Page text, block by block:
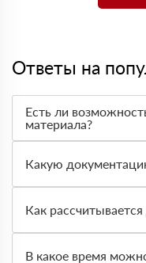
Ответы на
Есть ли
материала?
оплата по факту
доставленный товар
Вы вправе от него
Какую
сертификаты и
транспортную
Как рассчитывается
персональный
В какое время